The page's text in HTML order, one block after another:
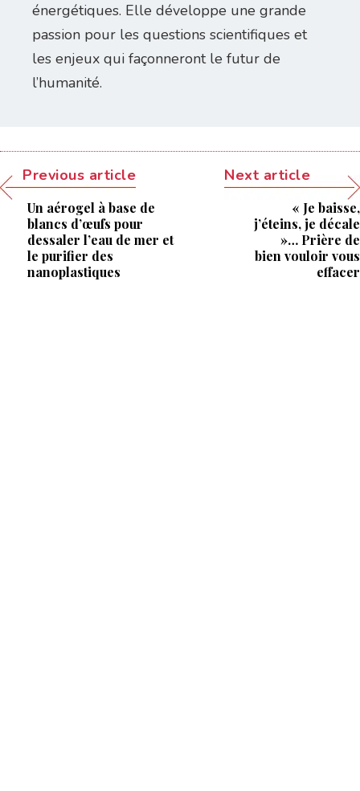
énergétiques. Elle développe une grande
passion pour les questions scientifiques et
les enjeux qui façonneront le futur de
l’humanité.
Previous article
Un aérogel à base de
blancs d’œufs pour
dessaler l’eau de mer et
le purifier des
nanoplastiques
Next article
« Je baisse,
j’éteins, je décale
»… Prière de
bien vouloir vous
effacer